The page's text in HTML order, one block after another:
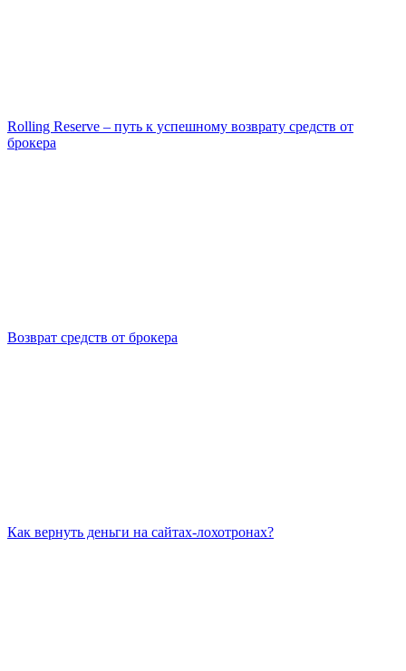
Rolling Reserve – путь к успешному возврату средств от
брокера
Возврат средств от брокера
Как вернуть деньги на сайтах-лохотронах?